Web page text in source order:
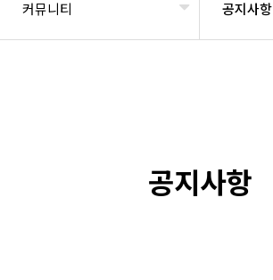
커뮤니티 공지사항
공지사항